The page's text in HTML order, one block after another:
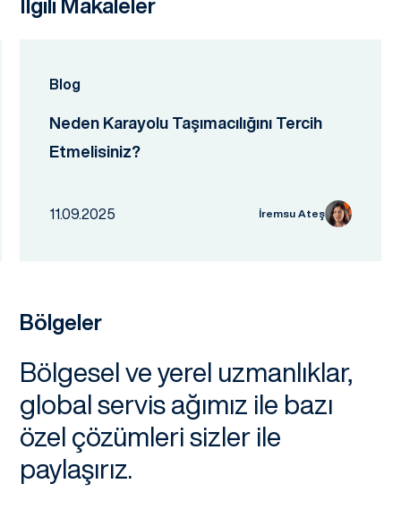
İlgili Makaleler
Blog
Neden Karayolu Taşımacılığını Tercih
Etmelisiniz?
11.09.2025 İremsu Ateş
Bölgeler
Bölgesel ve yerel uzmanlıklar,
global servis ağımız ile bazı
özel çözümleri sizler ile
paylaşırız.